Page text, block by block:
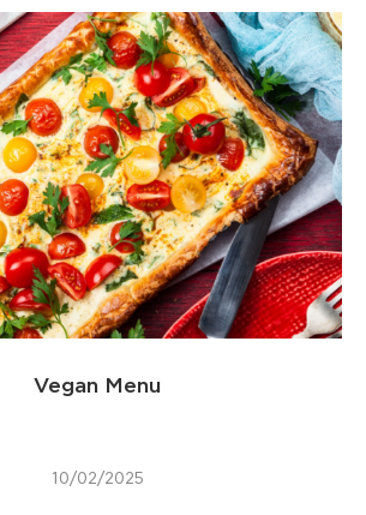
Vegan Menu
10/02/2025